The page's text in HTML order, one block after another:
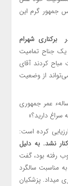
جمهور گرم این
برکناری شهرام
جناح تمامیت
کردند آقای
از وضعیت
عمر جمهوری
سراغ دارید؟»
کرده است:‌
نشد. به دلیل
رفته بود، گفت
نیز پیامی به مناسبت سالگرد
میداد. پزشکیان